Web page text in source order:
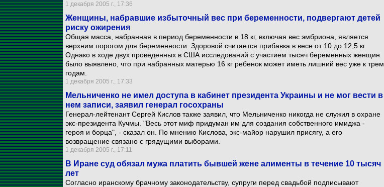
1 декабря 2005 г., 17:36
Женщины, набравшие избыточный вес при беременности, подвергают детей
риску ожирения
Общая масса, набранная в период беременности в 18 кг, включая вес эмбриона, является
верхним порогом для беременности. Здоровой считается прибавка в весе от 10 до 12,5 кг.
Однако в ходе двух проведенных в США исследований с участием тысяч беременных женщин
было выявлено, что при набранных матерью 16 кг ребенок может иметь лишний вес уже к трем
годам.
1 декабря 2005 г., 17:33
Мельниченко не имел доступа в кабинет президента Украины и не мог вести в
нем записи, заявил генерал госохраны
Генерал-лейтенант Сергей Кислов также заявил, что Мельниченко никогда не служил в охране
экс-президента Кучмы. "Весь этот миф придуман им для создания собственного имиджа -
героя и борца", - сказал он. По мнению Кислова, экс-майор нарушил присягу, а его
возвращение связано с грядущими выборами.
1 декабря 2005 г., 17:11
В Иране суд обязал мужа платить бывшей жене алименты в течение 10 тысяч
лет
Согласно иранскому брачному законодательству, супруги перед свадьбой подписывают